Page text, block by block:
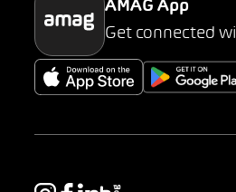
AMAG App
Get connected